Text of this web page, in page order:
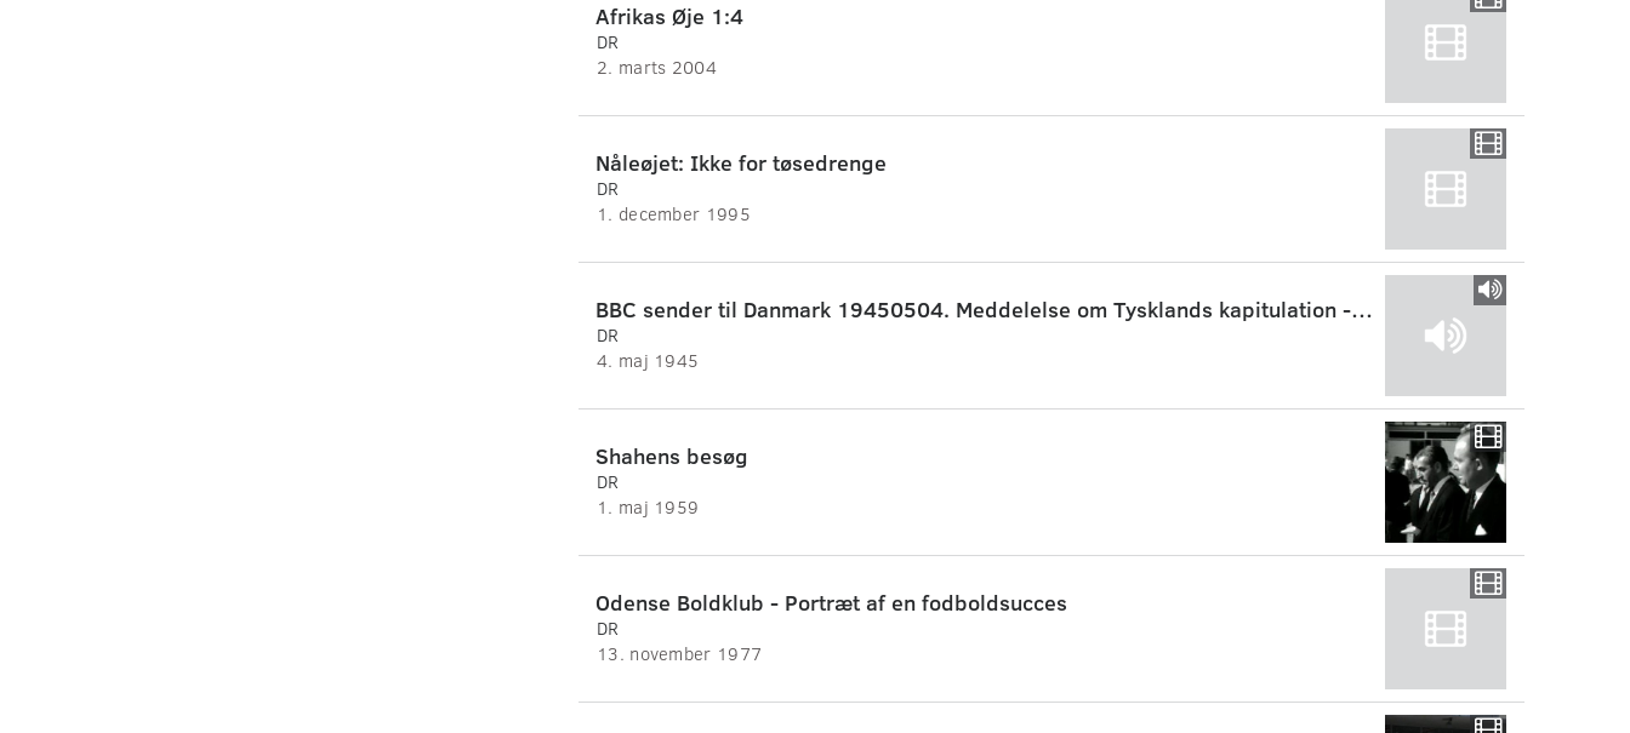
Afrikas Øje 1:4
DR
2. marts 2004
Nåleøjet: Ikke for tøsedrenge
DR
1. december 1995
BBC sender til Danmark 19450504. Meddelelse om Tysklands kapitulation - "Frihedsbudskabet"
DR
4. maj 1945
Shahens besøg
DR
1. maj 1959
Odense Boldklub - Portræt af en fodboldsucces
DR
13. november 1977